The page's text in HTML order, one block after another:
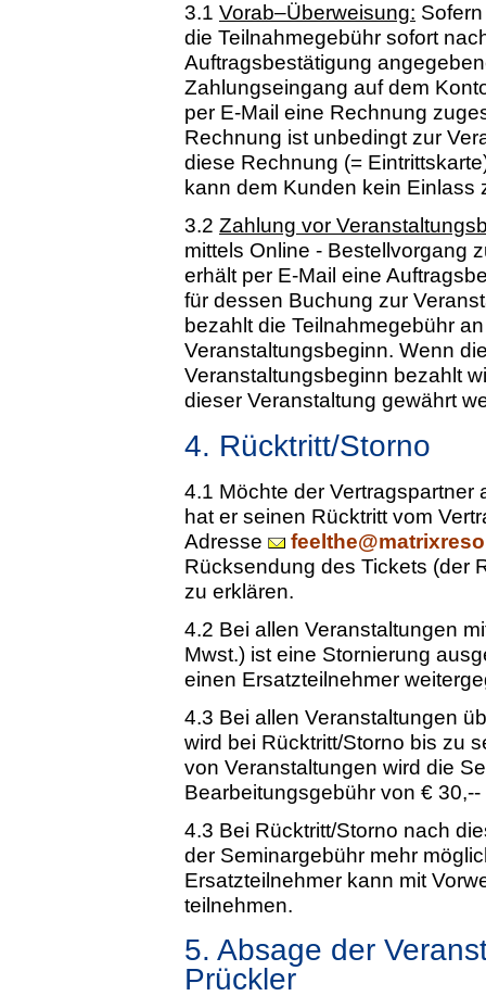
3.1 Vorab–Überweisung:
die Teilnahmegebühr sofort
Auftragsbestätigung
Zahlungseingang auf dem
per E-Mail eine Rechnung
Rechnung ist unbedingt zur
diese Rechnung (=
kann dem Kunden kein Einlass
3.2 Zahlung vor
mittels Online - Bestellvorgang
erhält per E-Mail eine
für dessen Buchung zur
bezahlt die Teilnahmegebühr
Veranstaltungsbeginn. Wenn
Veranstaltungsbeginn bezahlt
dieser Veranstaltung gewährt
4. Rücktritt/Storno
4.1 Möchte der Vertragspartner
hat er seinen Rücktritt vom
Adresse
Rücksendung des Tickets (der
zu erklären.
4.2 Bei allen Veranstaltungen
Mwst.) ist eine Stornierung
einen Ersatzteilnehmer
4.3 Bei allen Veranstaltungen
wird bei Rücktritt/Storno bis zu
von Veranstaltungen wird die
Bearbeitungsgebühr von €
4.3 Bei Rücktritt/Storno nach
der Seminargebühr mehr
Ersatzteilnehmer kann mit
teilnehmen.
5. Absage der
Prückler